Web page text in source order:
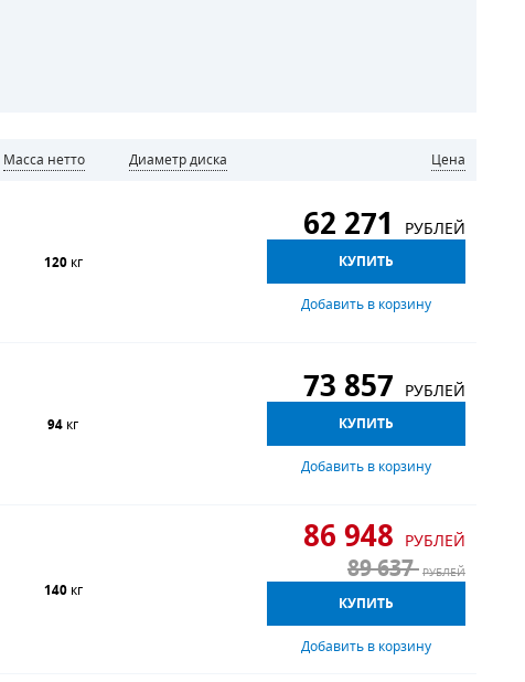
Масса нетто Диаметр диска Цена
120 кг
62 271 РУБЛЕЙ
КУПИТЬ
Добавить в корзину
94 кг
73 857 РУБЛЕЙ
КУПИТЬ
Добавить в корзину
140 кг
86 948 РУБЛЕЙ
89 637 РУБЛЕЙ
КУПИТЬ
Добавить в корзину